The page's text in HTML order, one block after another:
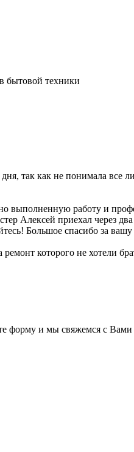
бытовой техники
так как не понимала все
выполненную работу и
Алексей приехал через
Большое спасибо за вашу
которого не хотели
форму и мы свяжемся с Вами